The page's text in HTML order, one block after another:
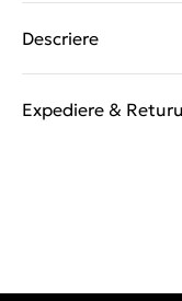
Descriere
Expediere &